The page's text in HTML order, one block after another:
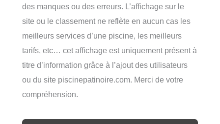
des manques ou des erreurs. L’affichage sur le
site ou le classement ne reflète en aucun cas les
meilleurs services d’une piscine, les meilleurs
tarifs, etc… cet affichage est uniquement présent à
titre d’information grâce à l’ajout des utilisateurs
ou du site piscinepatinoire.com. Merci de votre
compréhension.